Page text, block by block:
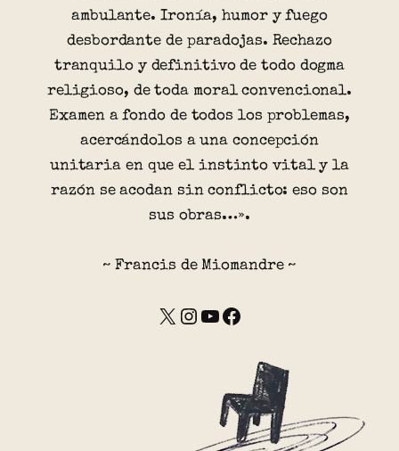
ambulante. Ironía, humor y fuego
desbordante de paradojas. Rechazo
tranquilo y definitivo de todo dogma
religioso, de toda moral convencional.
Examen a fondo de todos los problemas,
acercándolos a una concepción
unitaria en que el instinto vital y la
razón se acodan sin conflicto: eso son
sus obras…».
~ Francis de Miomandre ~
X Instagram YouTube Facebook